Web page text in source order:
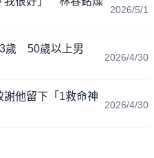
2026/5/1
歲 50歲以上男
2026/4/30
他留下「1救命神
2026/4/30